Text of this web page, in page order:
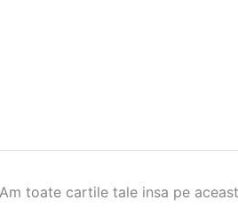
toate cartile tale insa pe